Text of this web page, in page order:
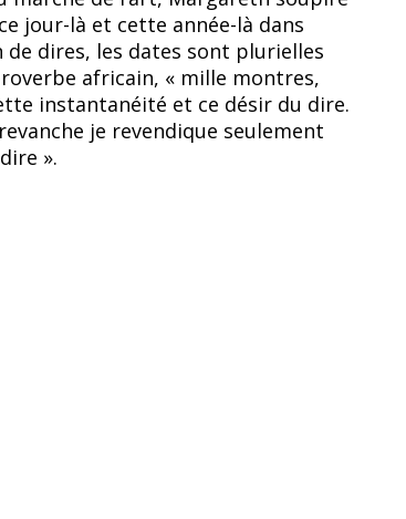
jour-là et cette année-là dans
dires, les dates sont plurielles
africain, « mille montres,
instantanéité et ce désir du dire.
je revendique seulement
».